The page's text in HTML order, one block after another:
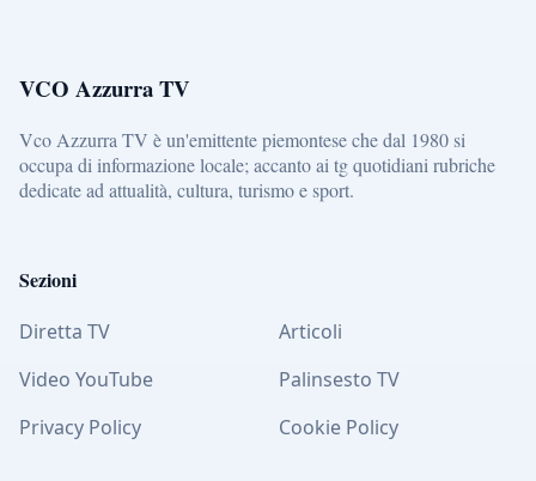
VCO Azzurra TV
Vco Azzurra TV è un'emittente piemontese che dal 1980 si
occupa di informazione locale; accanto ai tg quotidiani rubriche
dedicate ad attualità, cultura, turismo e sport.
Sezioni
Diretta TV
Articoli
Video YouTube
Palinsesto TV
Privacy Policy
Cookie Policy